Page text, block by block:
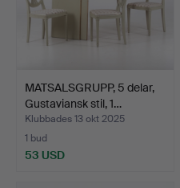
MATSALSGRUPP, 5 delar,
Gustaviansk stil, 1…
Klubbades 13 okt 2025
1 bud
53 USD